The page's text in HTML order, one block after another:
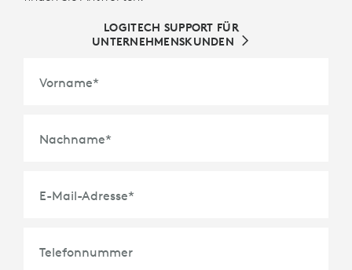
LOGITECH SUPPORT FÜR
UNTERNEHMENSKUNDEN
Vorname*
Nachname*
E-Mail-Adresse*
Telefonnummer